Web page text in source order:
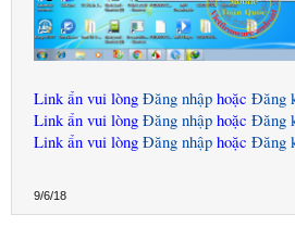
Link ẩn vui lòng Đăng nhập hoặc Đăng
Link ẩn vui lòng Đăng nhập hoặc Đăng
Link ẩn vui lòng Đăng nhập hoặc Đăng
9/6/18